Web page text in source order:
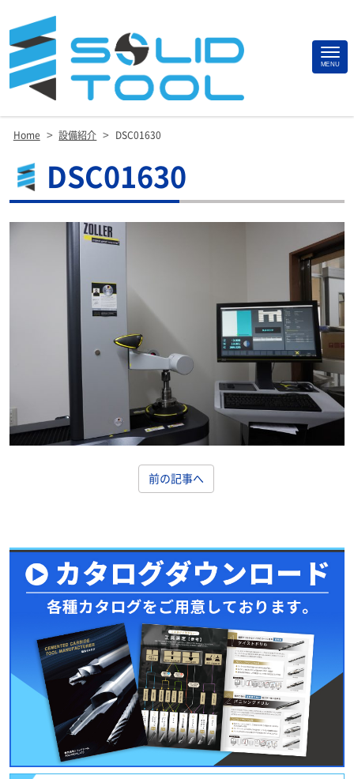
MENU
Home > 設備紹介 > DSC01630
DSC01630
前の記事へ
Site
Footer